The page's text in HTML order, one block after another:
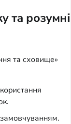
та розумні
та сховище»